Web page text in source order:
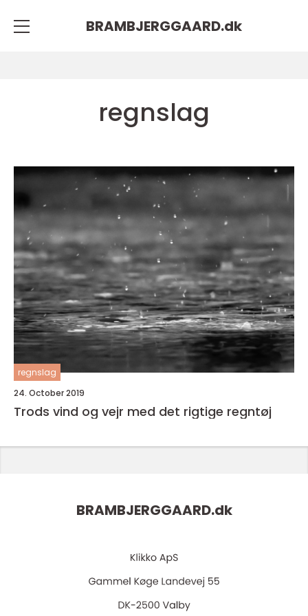
BRAMBJERGGAARD.dk
regnslag
regnslag
24. October 2019
Trods vind og vejr med det rigtige regntøj
BRAMBJERGGAARD.dk